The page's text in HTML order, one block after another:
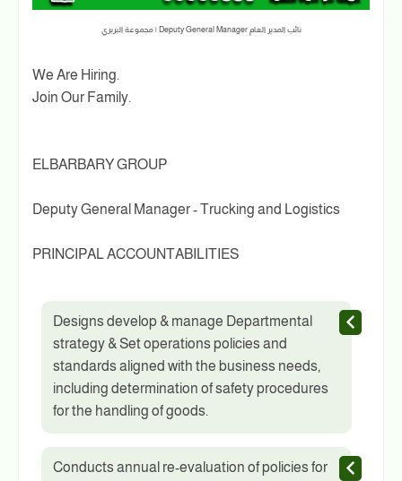
نائب المدير العام Deputy General Manager | مجموعة البربري
We Are Hiring.
Join Our Family.
ELBARBARY GROUP
Deputy General Manager - Trucking and Logistics
PRINCIPAL ACCOUNTABILITIES
Designs develop & manage Departmental
strategy & Set operations policies and
standards aligned with the business needs,
including determination of safety procedures
for the handling of goods.
Conducts annual re-evaluation of policies for